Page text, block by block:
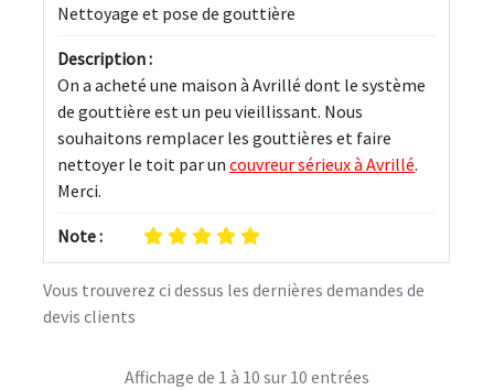
Vous trouverez ci dessus les dernières demandes de
devis clients
Nettoyage et pose de gouttière
Description :
On a acheté une maison à Avrillé dont le système
de gouttière est un peu vieillissant. Nous
souhaitons remplacer les gouttières et faire
nettoyer le toit par un couvreur sérieux à Avrillé.
Merci.
Note :
Affichage de 1 à 10 sur 10 entrées